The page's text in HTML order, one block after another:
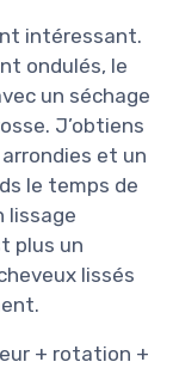
intéressant.
ondulés, le
un séchage
J’obtiens
et un
le temps de
lissage
plus un
lissés
+ rotation +